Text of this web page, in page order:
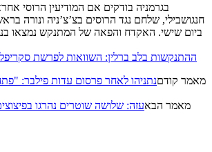
בגרמניה בודקים אם המודיעין הרוסי
חנגושבילי, שלחם נגד הרוסים בצ’צ’ניה ונורה
ביום שישי. האקדח והפאה של המתנקש נמצאו
ההתנקשות בלב ברלין: השוואות לפרשת סקריפל
מאמר קודםנתניהו לאחר פרסום עדות פילבר:
מאמר הבאעזה: שלושה שוטרים נהרגו